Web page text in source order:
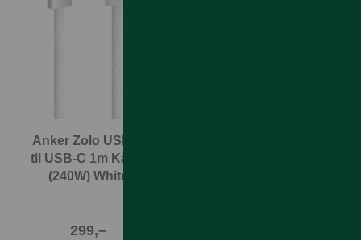
Anker Zolo USB-C
til USB-C 1m Kabel
(240W) White
299,–